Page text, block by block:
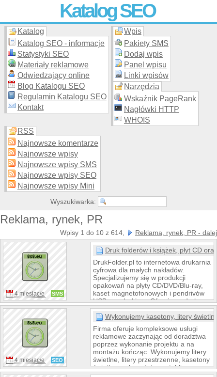
Katalog SEO
Skuteczna i promocja stron WWW –
moderowanego katalogu za darmo!
Katalog
Katalog SEO - informacje
Statystyki SEO
Materiały reklamowe
Odwiedzający online
Blog Katalogu SEO
Regulamin Katalogu SEO
Kontakt
Wpis
Pakiety SMS
Dodaj wpis
Panel wpisu
Linki wpisów
Narzędzia
Wskaźnik PageRank
Nagłówki HTTP
WHOIS
RSS
Najnowsze komentarze
Najnowsze wpisy
Najnowsze wpisy SMS
Najnowsze wpisy SEO
Najnowsze wpisy Mini
Wyszukiwarka:
Reklama, rynek, PR
Wpisy 1 do 10 z 614, Reklama, rynek, PR - dalej
4 miesiąc/e SMS
Druk folderów i książek, płyt CD
DrukFolder.pl to internetowa drukarnia
cyfrowa dla małych nakładów.
Specjalizujemy się w produkcji
opakowań na płyty CD/DVD/Blu-ray,
kaset magnetofonowych i pendrivów
USB z nadrukiem. Oferujemy druk
folderów, katalogów, ulotek, wizytówek
oraz pudełek na kosmetyki i winyle.
płyt, druk z lakierem UV i
laminowaniem. W ofercie także
zawieszki hotelowe i menu
restauracyjne. Szybka wycena online,
wysyłka do całej UE.
4 miesiąc/e SEO
Wykonujemy kasetony, litery
Firma oferuje kompleksowe usługi
reklamowe zaczynając od doradztwa
poprzez wykonanie projektu a na
montażu kończąc. Wykonujemy litery
świetlne, litery przestrzenne, kasetony
świetlne, pylony, totemy, tablice
reklamowe, billboardy, potykacze,